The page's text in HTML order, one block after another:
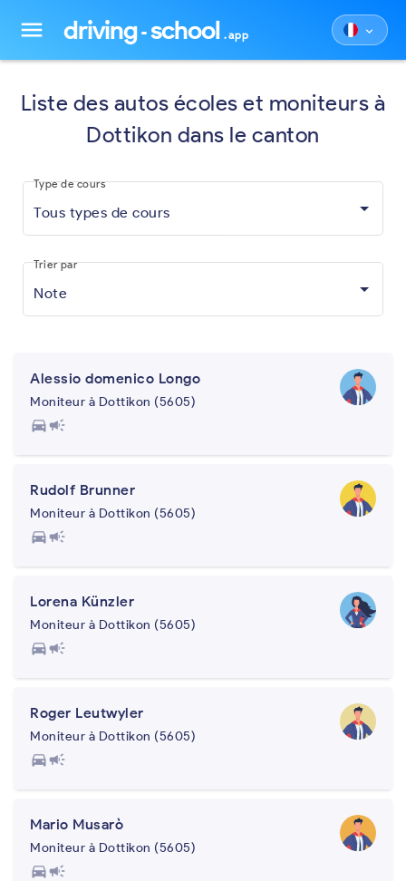
menu driving school .app keyboard_arrow_down
Liste des autos écoles et moniteurs à
Dottikon dans le canton
Tous types de cours
Type de cours
Note
Trier par
Alessio domenico Longo
Moniteur à Dottikon (5605)
directions_carcampaign
Rudolf Brunner
Moniteur à Dottikon (5605)
directions_carcampaign
Lorena Künzler
Moniteur à Dottikon (5605)
directions_carcampaign
Roger Leutwyler
Moniteur à Dottikon (5605)
directions_carcampaign
Mario Musarò
Moniteur à Dottikon (5605)
directions_carcampaign